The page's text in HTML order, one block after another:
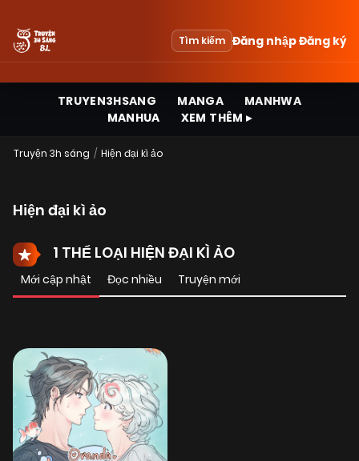
Tìm kiếm Đăng nhậpĐăng ký
TRUYEN3HSANG MANGA
MANHWA
MANHUA
XEM THÊM ▸
Truyện 3h sáng Hiện đại kì ảo
Hiện đại kì ảo
1 THỂ LOẠI HIỆN ĐẠI KÌ ẢO
Mới cập nhật Đọc nhiều Truyện mới